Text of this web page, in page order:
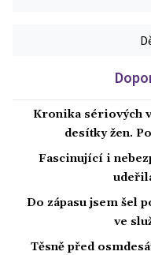
Kronika sériových
desítky žen.
Fascinující i
Do zápasu jsem šel
ve
Těsně před